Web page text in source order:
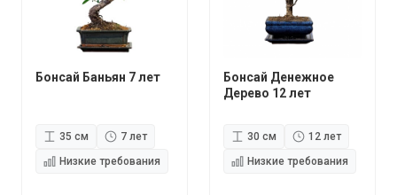
Бонсай Баньян 7 лет
35 см
7 лет
Низкие требования
Бонсай Денежное
Дерево 12 лет
30 см
12 лет
Низкие требования